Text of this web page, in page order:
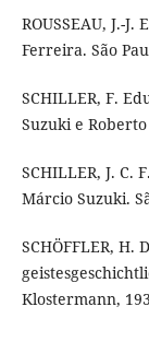
ROUSSEAU, J.-
Ferreira. São
SCHILLER, F.
Suzuki e
SCHILLER, J. C.
Márcio Suzuki.
SCHÖFFLER,
Klostermann,